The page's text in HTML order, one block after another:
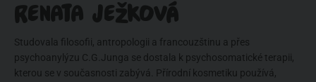
RENATA JEŽKOVÁ
Studovala filosofii, antropologii a francouzštinu a přes
psychoanylýzu C.G.Junga se dostala k psychosomatické terapii,
kterou se v současnosti zabývá. Přírodní kosmetiku používá,